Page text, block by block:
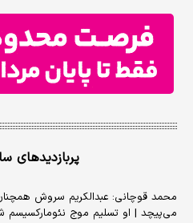
پربازدیدهای
محمد قوچانی: عبدالکریم سروش
می‌پیچد | او تسلیم موج